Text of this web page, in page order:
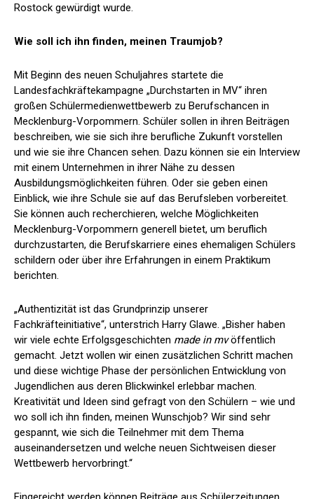
Rostock gewürdigt wurde.
Wie soll ich ihn finden, meinen Traumjob?
Mit Beginn des neuen Schuljahres startete die
Landesfachkräftekampagne „Durchstarten in MV“ ihren
großen Schülermedienwettbewerb zu Berufschancen in
Mecklenburg-Vorpommern. Schüler sollen in ihren Beiträgen
beschreiben, wie sie sich ihre berufliche Zukunft vorstellen
und wie sie ihre Chancen sehen. Dazu können sie ein Interview
mit einem Unternehmen in ihrer Nähe zu dessen
Ausbildungsmöglichkeiten führen. Oder sie geben einen
Einblick, wie ihre Schule sie auf das Berufsleben vorbereitet.
Sie können auch recherchieren, welche Möglichkeiten
Mecklenburg-Vorpommern generell bietet, um beruflich
durchzustarten, die Berufskarriere eines ehemaligen Schülers
schildern oder über ihre Erfahrungen in einem Praktikum
berichten.
„Authentizität ist das Grundprinzip unserer
Fachkräfteinitiative“, unterstrich Harry Glawe. „Bisher haben
wir viele echte Erfolgsgeschichten made in mvöffentlich
gemacht. Jetzt wollen wir einen zusätzlichen Schritt machen
und diese wichtige Phase der persönlichen Entwicklung von
Jugendlichen aus deren Blickwinkel erlebbar machen.
Kreativität und Ideen sind gefragt von den Schülern – wie und
wo soll ich ihn finden, meinen Wunschjob? Wir sind sehr
gespannt, wie sich die Teilnehmer mit dem Thema
auseinandersetzen und welche neuen Sichtweisen dieser
Wettbewerb hervorbringt.“